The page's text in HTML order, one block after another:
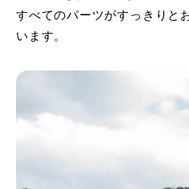
すべてのパーツがすっきりと
います。